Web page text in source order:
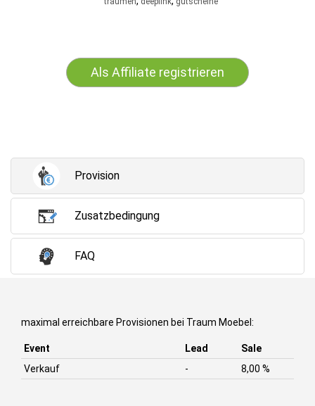
Als Affiliate registrieren
Provision
Zusatzbedingung
FAQ
maximal erreichbare Provisionen bei Traum Moebel:
Event Lead
Sale
Verkauf
- 8,00 %